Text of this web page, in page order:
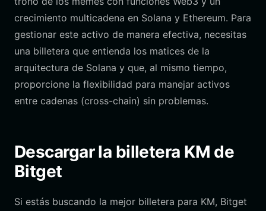
crecimiento multicadena en Solana y Ethereum. Para
gestionar este activo de manera efectiva, necesitas
una billetera que entienda los matices de la
arquitectura de Solana y que, al mismo tiempo,
proporcione la flexibilidad para manejar activos
entre cadenas (cross-chain) sin problemas.
Descargar la billetera KM de
Bitget
Si estás buscando la mejor billetera para KM, Bitget